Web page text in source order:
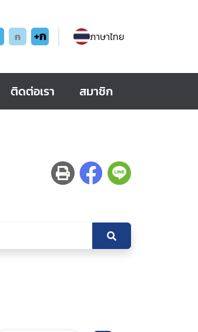
ก +ก ภาษาไทย
ติดต่อเรา สมาชิก